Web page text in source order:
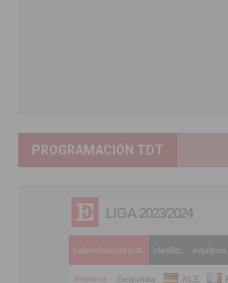
PROGRAMACIÓN TDT